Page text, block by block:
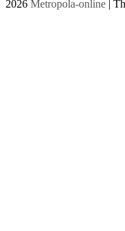
2026 Metropola-online |